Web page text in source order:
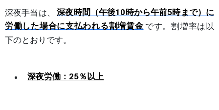
深夜手当は、
深夜時間（午後10時から午前5時まで）に
労働した場合に支払われる割増賃金 です。割増率は以
下のとおりです。
深夜労働：25％以上